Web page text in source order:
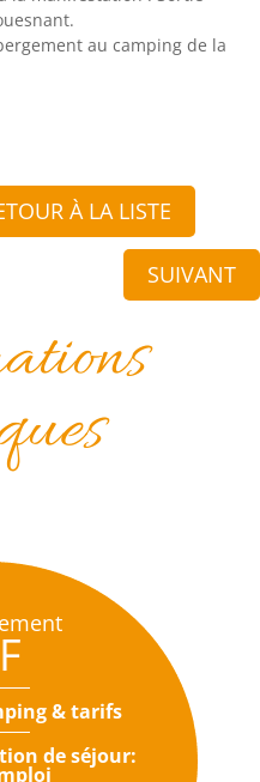
au camping de la
À LA LISTE
SUIVANT
& tarifs
de séjour: